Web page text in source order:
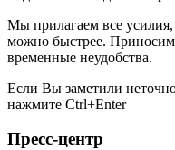
Мы прилагаем все
можно быстрее.
временные неудобства.
Если Вы заметили
нажмите Ctrl+Enter
Пресс-центр